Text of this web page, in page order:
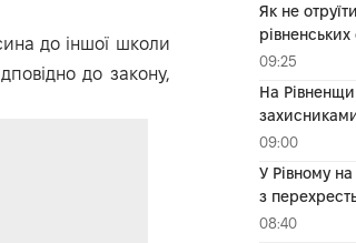
до іншої школи
до закону,
Як не
рівненських
09:25
На
09:00
У Рівному
з
08:40